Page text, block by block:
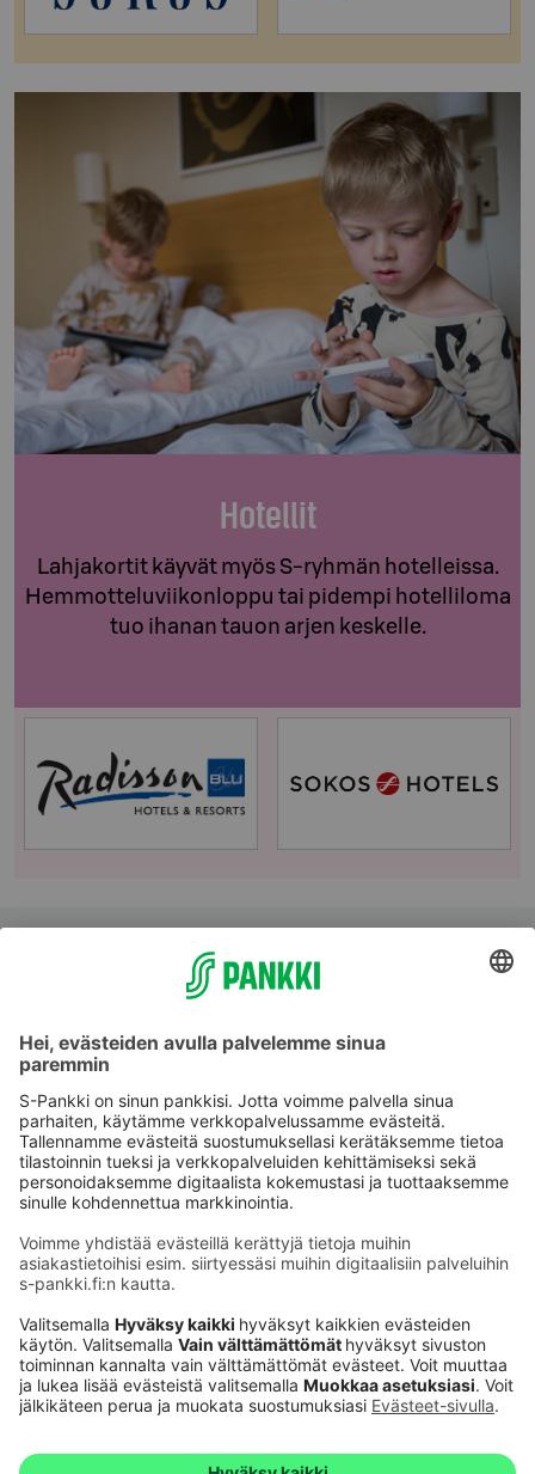
Hotellit
Lahjakortit käyvät myös S-ryhmän hotelleissa.
Hemmotteluviikonloppu tai pidempi hotelliloma
tuo ihanan tauon arjen keskelle.
(pvm/mpm)
S-Pankki Oyj
PL 77
00088 S-Ryhmä
Asiakaspalvelu
Usein kysyttyjä kysymyksiä
Anna palautetta
Saavutettavuusseloste
Toimitusehdot
Henkilöasiakkaille
Yrityksille